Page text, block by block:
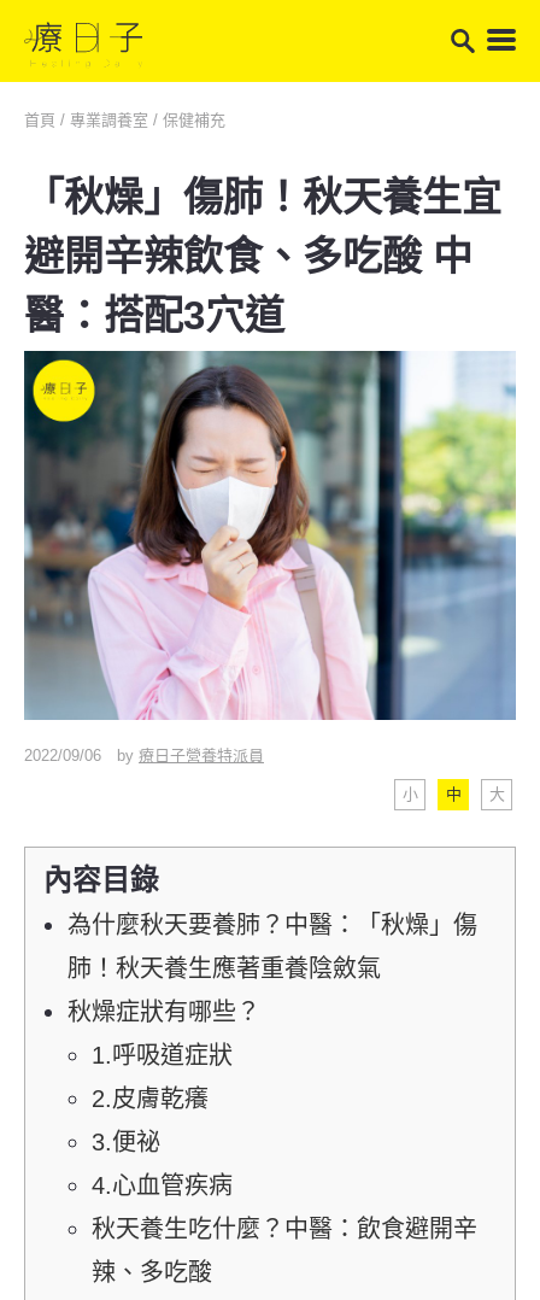
首頁 / 專業調養室 / 保健補充
「秋燥」傷肺！秋天養生宜
避開辛辣飲食、多吃酸 中
醫：搭配3穴道
2022/09/06 by 療日子營養特派員
小 中 大
內容目錄
為什麼秋天要養肺？中醫：「秋燥」傷
肺！秋天養生應著重養陰斂氣
秋燥症狀有哪些？
1.呼吸道症狀
2.皮膚乾癢
3.便祕
4.心血管疾病
秋天養生吃什麼？中醫：飲食避開辛
辣、多吃酸